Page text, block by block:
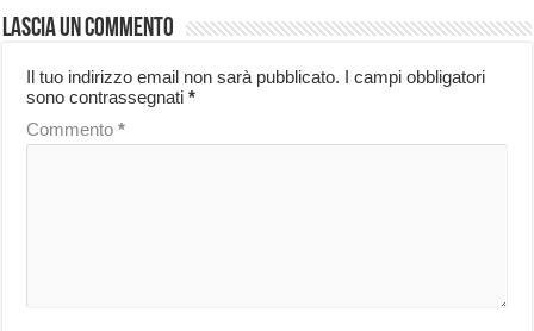
Lascia un commento
Il tuo indirizzo email non sarà pubblicato. I campi obbligatori
sono contrassegnati*
Commento*